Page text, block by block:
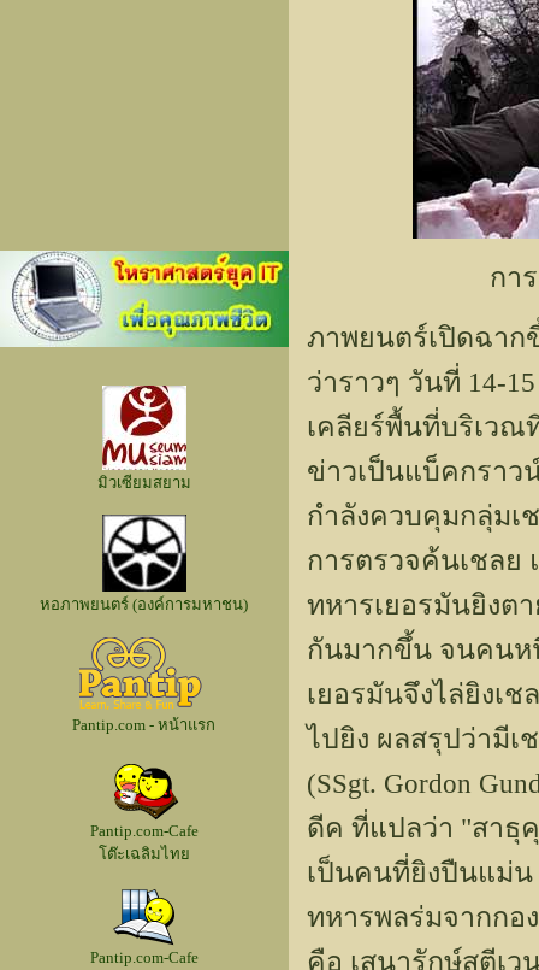
มิวเซียมสยาม
หอภาพยนตร์ (องค์การมหาชน)
Pantip.com - หน้าแรก
Pantip.com-Cafe
โต๊ะเฉลิมไทย
Pantip.com-Cafe
กา
ภาพยนตร์เปิดฉาก
ว่าราวๆ วันที่ 14-
เคลียร์พื้นที่บริเวณ
ข่าวเป็นแบ็คกราว
กำลังควบคุมกลุ่มเ
การตรวจค้นเชลย
ทหารเยอรมันยิงต
กันมากขึ้น จนคนห
เยอรมันจึงไล่ยิงเ
ไปยิง ผลสรุปว่ามี
(SSgt. Gordon
ดีค ที่แปลว่า "สาธุ
เป็นคนที่ยิงปืนแม่น
ทหารพลร่มจากกอ
คือ เสนารักษ์สตีเว